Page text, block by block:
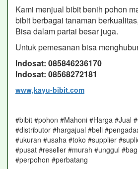
Kami menjual bibit benih pohon
bibit berbagai tanaman
Bisa dalam partai besar juga.
Untuk pemesanan bisa
Indosat: 085846236170
Indosat: 08568272181
www,kayu-bibit.com
#bibit #pohon #Mahoni #Harga #Jual
#distributor #hargajual #beli
#ukuran #usaha #toko #supplier
#pusat #reseller #murah #unggul
#perpohon #perbatang